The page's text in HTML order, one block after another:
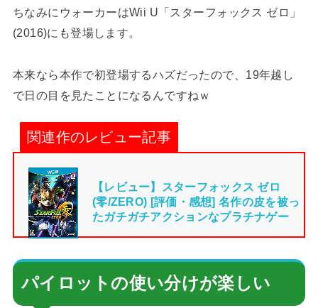
ちなみにウォーカーはWii U「スターフォックス ゼロ」
(2016)にも登場します。
本来なら本作で初登場するハズだったので、19年越し
で日の目を見たことになるんですねｗ
関連作のレビュー記事
【レビュー】スターフォックス ゼロ
(零/ZERO) [評価・感想] 名作の皮を被っ
たガチガチアクションなプラチナゲー
パイロットの使い分けが楽しい